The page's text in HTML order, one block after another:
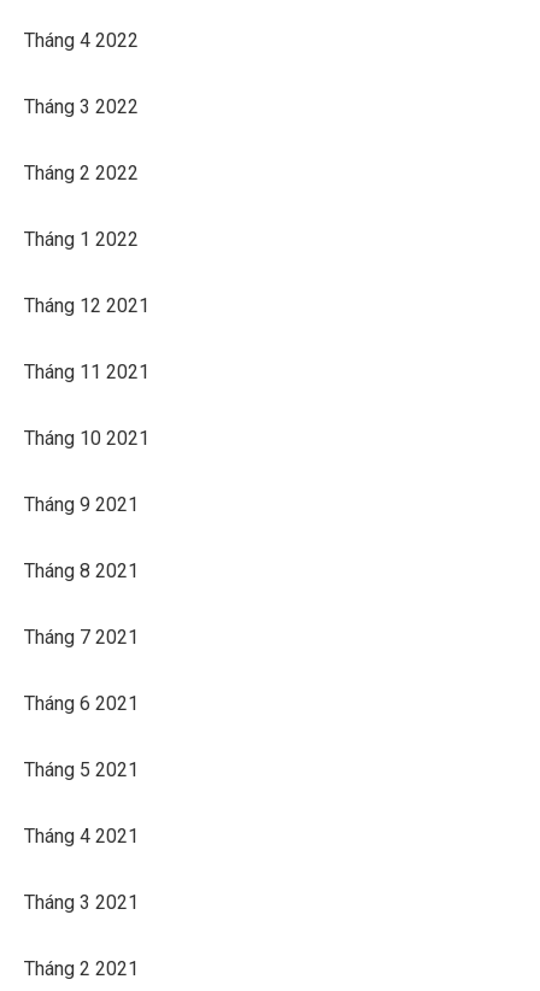
Tháng 4 2022
Tháng 3 2022
Tháng 2 2022
Tháng 1 2022
Tháng 12 2021
Tháng 11 2021
Tháng 10 2021
Tháng 9 2021
Tháng 8 2021
Tháng 7 2021
Tháng 6 2021
Tháng 5 2021
Tháng 4 2021
Tháng 3 2021
Tháng 2 2021